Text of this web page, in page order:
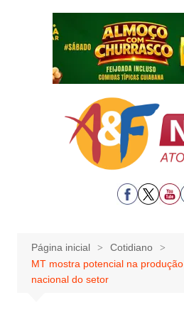
Página inicial
Cotidiano
MT mostra potencial na
nacional do setor